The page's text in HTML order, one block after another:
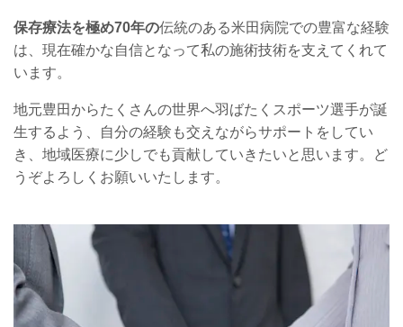
保存療法を極め70年の伝統のある米田病院での豊富な経験
は、現在確かな自信となって私の施術技術を支えてくれて
います。
地元豊田からたくさんの世界へ羽ばたくスポーツ選手が誕
生するよう、自分の経験も交えながらサポートをしてい
き、地域医療に少しでも貢献していきたいと思います。ど
うぞよろしくお願いいたします。